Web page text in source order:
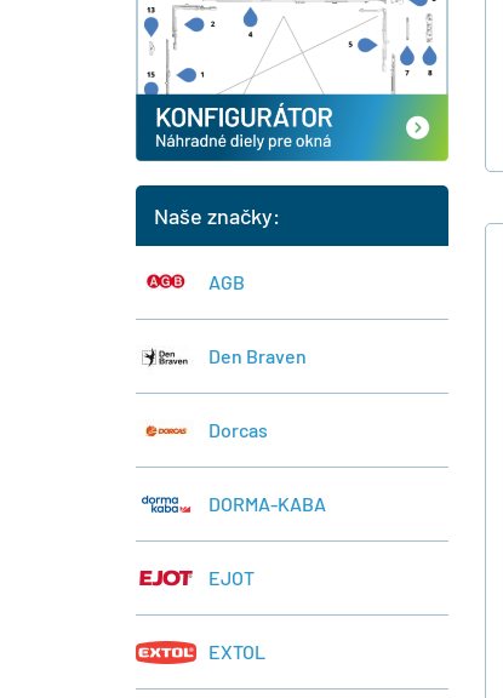
Naše značky:
AGB
Den Braven
Dorcas
DORMA-KABA
EJOT
EXTOL